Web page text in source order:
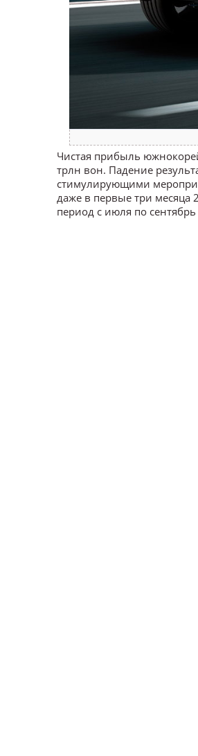
Чистая прибыль
трлн вон. Падение
стимулирующими
даже в первые три месяца
период с июля по